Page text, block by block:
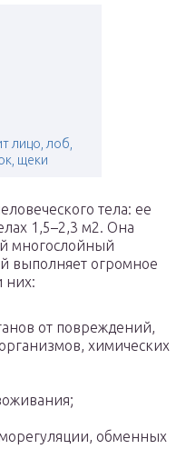
лицо, лоб,
щеки
тела: ее
1,5–2,3 м2. Она
многослойный
выполняет огромное
них:
от повреждений,
химических
обменных